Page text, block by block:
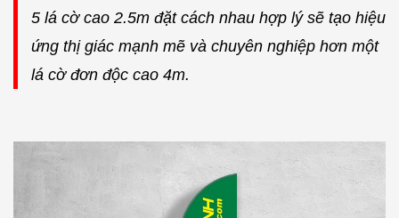
5 lá cờ cao 2.5m đặt cách nhau hợp lý sẽ tạo hiệu
ứng thị giác mạnh mẽ và chuyên nghiệp hơn một
lá cờ đơn độc cao 4m.